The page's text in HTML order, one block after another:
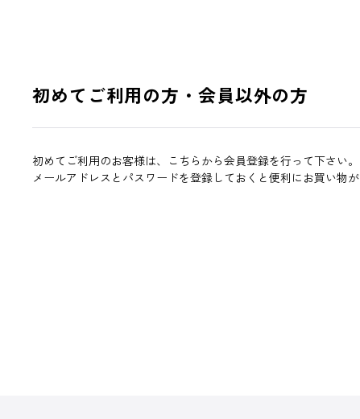
初めてご利用の方・会員以外の方
初めてご利用のお客様は、こちらから会員登録を行って下さい。
メールアドレスとパスワードを登録しておくと便利にお買い物が